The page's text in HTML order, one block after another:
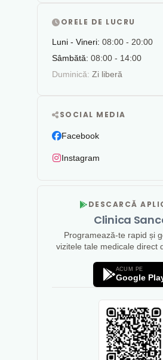
ORELE DE LUCRU
Luni - Vineri: 08:00 - 20:00
Sâmbătă: 08:00 - 14:00
Duminică: Zi liberă
SOCIAL MEDIA
Facebook
Instagram
DESCARCĂ
Clinica
Programează-te rapid și
vizitele tale medicale direct
ACUM PE
Google